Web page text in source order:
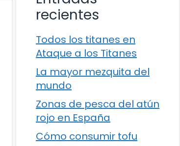
recientes
Todos los titanes en
Ataque a los Titanes
La mayor mezquita del
mundo
Zonas de pesca del atún
rojo en España
Cómo consumir tofu